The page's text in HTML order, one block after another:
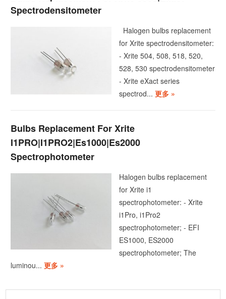
Spectrodensitometer
Halogen bulbs replacement
for Xrite spectrodensitometer:
- Xrite 504, 508, 518, 520,
528, 530 spectrodensitometer
- Xrite eXact series
spectrod...更多 »
Bulbs Replacement For Xrite
I1PRO|I1PRO2|Es1000|Es2000
Spectrophotometer
Halogen bulbs replacement
for Xrite i1
spectrophotometer: - Xrite
i1Pro, i1Pro2
spectrophotometer; - EFI
ES1000, ES2000
spectrophotometer; The
luminou...更多 »